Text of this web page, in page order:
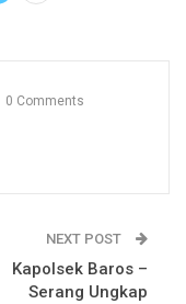
0 Comments
NEXT POST
Kapolsek Baros –
Serang Ungkap